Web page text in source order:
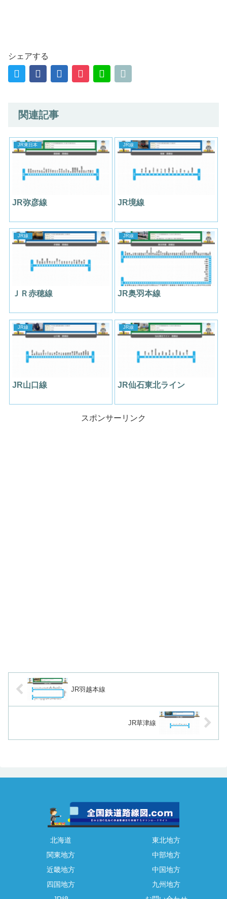
シェアする
関連記事
JR東日本
JR弥彦線
JR線
JR境線
JR線
ＪＲ赤穂線
JR線
JR奥羽本線
JR線
JR山口線
JR線
JR仙石東北ライン
スポンサーリンク
JR羽越本線
JR草津線
北海道
東北地方
関東地方
中部地方
近畿地方
中国地方
四国地方
九州地方